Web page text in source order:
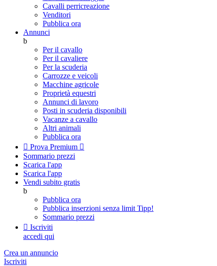
Cavalli perricreazione
Venditori
Pubblica ora
Annunci
b
Per il cavallo
Per il cavaliere
Per la scuderia
Carrozze e veicoli
Macchine agricole
Proprietà equestri
Annunci di lavoro
Posti in scuderia disponibili
Vacanze a cavallo
Altri animali
Pubblica ora
 Prova Premium 
Sommario prezzi
Scarica l'app
Scarica l'app
Vendi subito gratis
b
Pubblica ora
Pubblica inserzioni senza limit Tipp!
Sommario prezzi
 Iscriviti
accedi qui
Crea un annuncio
Iscriviti